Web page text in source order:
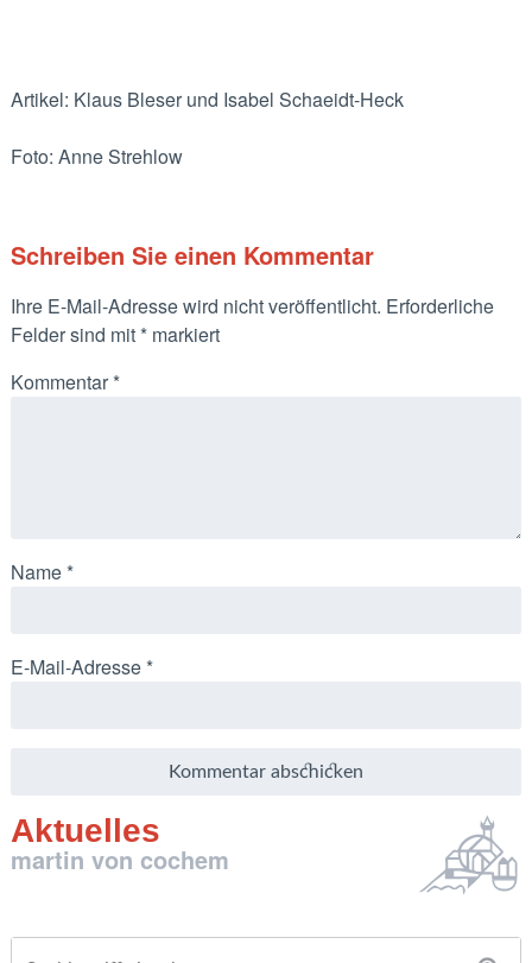
Artikel: Klaus Bleser und Isabel Schaeidt-Heck
Foto: Anne Strehlow
Schreiben Sie einen Kommentar
Ihre E-Mail-Adresse wird nicht veröffentlicht. Erforderliche
Felder sind mit *markiert
Kommentar *
Name *
E-Mail-Adresse *
Aktuelles
martin von cochem